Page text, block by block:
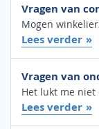
Vragen van
Mogen
Lees verder
Vragen van
Het lukt me
Lees verder